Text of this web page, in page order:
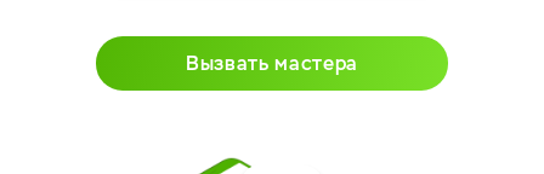
Вызвать мастера